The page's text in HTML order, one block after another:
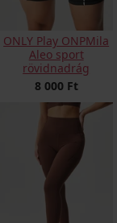
ONLY Play ONPMila
Aleo sport
rövidnadrág
8 000 Ft